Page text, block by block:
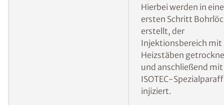
Bei aufsteigender
Feuchtigkeit
Feuchtigkeit“) muss
hingegen eine
Horizontalsperre
errichtet werden, um
sicherzustellen, dass